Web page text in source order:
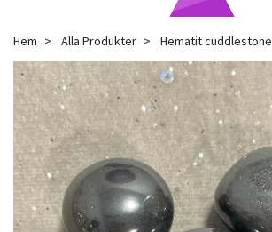
Hem Alla Produkter Hematit cuddlestone